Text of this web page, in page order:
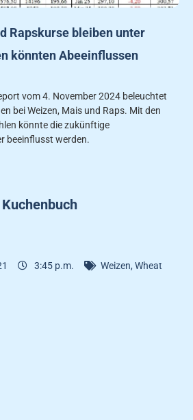
Rapskurse bleiben unter
könnten Abeeinflussen
vom 4. November 2024 beleuchtet
bei Weizen, Mais und Raps. Mit den
könnte die zukünftige
beeinflusst werden.
3:45 p.m. Weizen, Wheat